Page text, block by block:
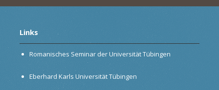
Links
Romanisches Seminar der Universität Tübingen
Eberhard Karls Universität Tübingen